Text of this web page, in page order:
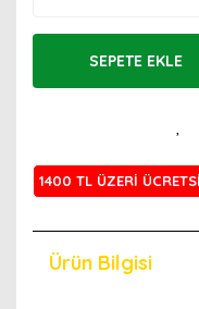
SEPETE EKLE
1400 TL ÜZERİ
Ürün Bilgisi